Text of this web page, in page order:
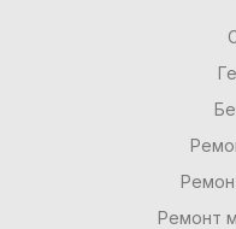
Ремонт